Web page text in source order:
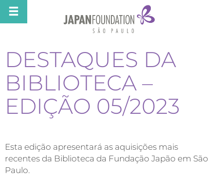
DESTAQUES DA
BIBLIOTECA –
EDIÇÃO 05/2023
Esta edição apresentará as aquisições mais
recentes da Biblioteca da Fundação Japão em São
Paulo.